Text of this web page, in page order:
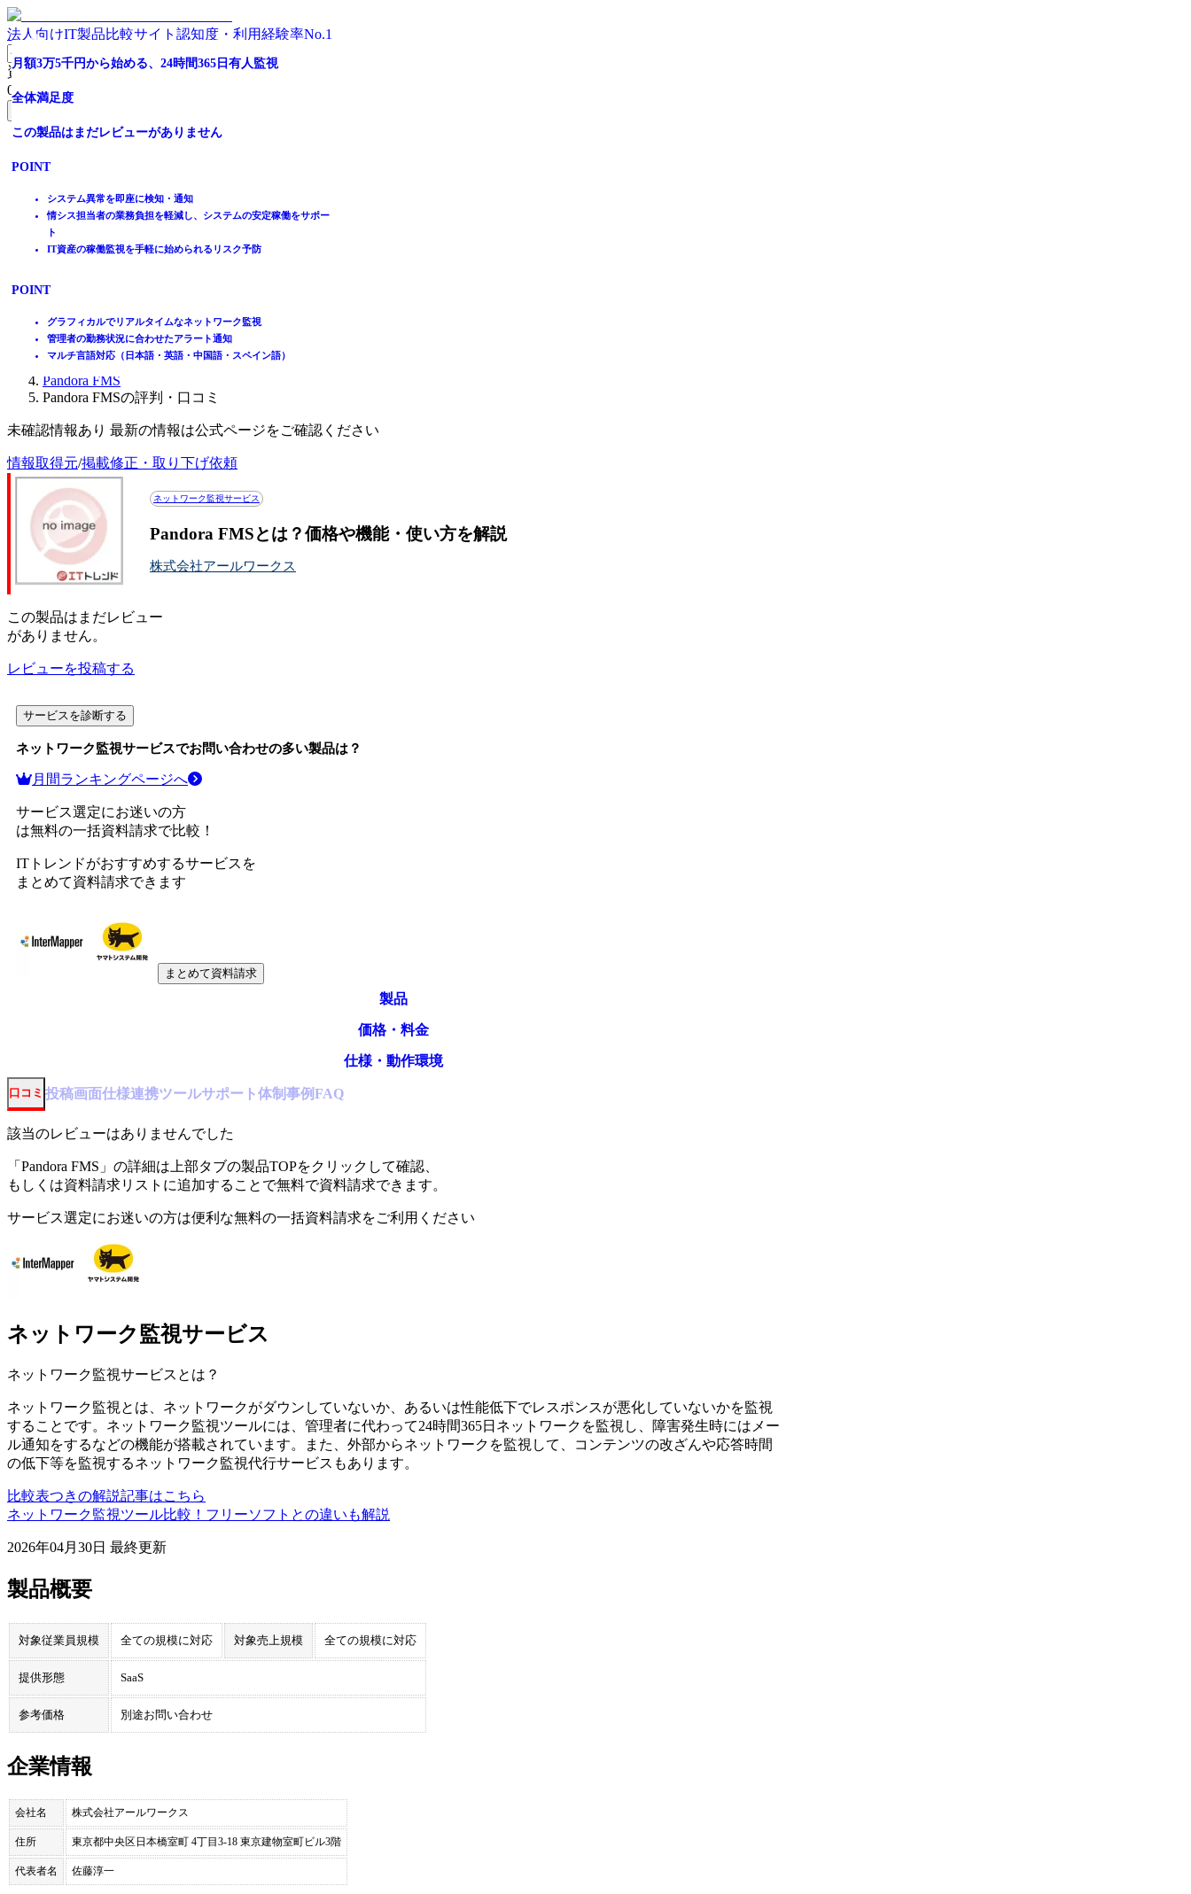
法人向けIT製品比較サイト 認知度・利用経験率No.1
資料請求リスト
0 件
製品を探す
記事を読む
はじめての方へ
掲載について
ITトレンドへの掲載
動画で学ぶ
IT製品比較TOP
監視
ネットワーク監視サービス
Pandora FMS
Pandora FMSの評判・口コミ
未確認情報あり 最新の情報は公式ページをご確認ください
情報取得元/掲載修正・取り下げ依頼
ネットワーク監視サービス
Pandora FMSとは？価格や機能・使い方を解説
株式会社アールワークス
この製品はまだレビュー
がありません。
レビューを投稿する
サービスを診断する
ネットワーク監視サービスでお問い合わせの多い製品は？
月間ランキングページへ
サービス選定にお迷いの方
は無料の一括資料請求で比較！
ITトレンドがおすすめするサービスを
まとめて資料請求できます
まとめて資料請求
製品
価格・料金
仕様・動作環境
口コミ 投稿画面仕様連携ツールサポート体制 事例FAQ
該当のレビューはありませんでした
「 Pandora FMS 」の詳細は上部タブの製品TOPをクリックして確認、
もしくは資料請求リストに追加することで無料で資料請求できます。
サービス選定にお迷いの方は便利な無料の一括資料請求をご利用ください
全世界で6000社以上の導入実績！直感型ネットワーク監視
POINT
グラフィカルでリアルタイムなネットワーク監視
管理者の勤務状況に合わせたアラート通知
マルチ言語対応（日本語・英語・中国語・スペイン語）
月額3万5千円から始める、24時間365日有人監視
全体満足度
この製品はまだレビューがありません
POINT
システム異常を即座に検知・通知
情シス担当者の業務負担を軽減し、システムの安定稼働をサポー
ト
IT資産の稼働監視を手軽に始められるリスク予防
ネットワーク監視サービス
ネットワーク監視サービス とは？
ネットワーク監視とは、ネットワークがダウンしていないか、あるいは性能低下でレスポンスが悪化していないかを監視
することです。ネットワーク監視ツールには、管理者に代わって24時間365日ネットワークを監視し、障害発生時にはメー
ル通知をするなどの機能が搭載されています。また、外部からネットワークを監視して、コンテンツの改ざんや応答時間
の低下等を監視するネットワーク監視代行サービスもあります。
比較表つきの解説記事はこちら
ネットワーク監視ツール比較！フリーソフトとの違いも解説
2026年04月30日 最終更新
製品概要
対象従業員規模 全ての規模に対応 対象売上規模 全ての規模に対応
提供形態 SaaS
参考価格 別途お問い合わせ
企業情報
会社名 株式会社アールワークス
住所 東京都中央区日本橋室町 4丁目3-18 東京建物室町ビル3階
代表者名 佐藤淳一